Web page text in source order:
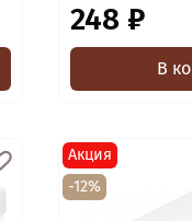
248 ₽
В
Акция
-12%